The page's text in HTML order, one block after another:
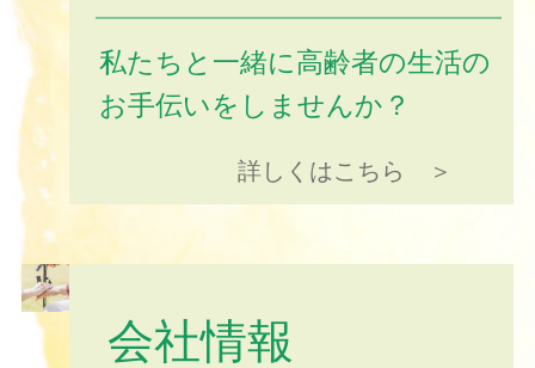
私たちと一緒に高齢者の生活の
お手伝いをしませんか？
詳しくはこちら ＞
会社情報